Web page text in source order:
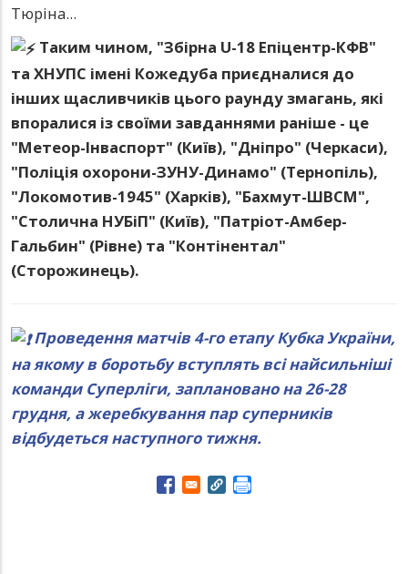
Тюріна...
Таким чином, "Збірна U-18 Епіцентр-КФВ"
та ХНУПС імені Кожедуба приєдналися до
інших щасливчиків цього раунду змагань, які
впоралися із своїми завданнями раніше - це
"Метеор-Інваспорт" (Київ), "Дніпро" (Черкаси),
"Поліція охорони-ЗУНУ-Динамо" (Тернопіль),
"Локомотив-1945" (Харків), "Бахмут-ШВСМ",
"Столична НУБіП" (Київ), "Патріот-Амбер-
Гальбин" (Рівне) та "Контінентал"
(Сторожинець).
Проведення матчів 4-го етапу Кубка України,
на якому в боротьбу вступлять всі найсильніші
команди Суперліги, заплановано на 26-28
грудня, а жеребкування пар суперників
відбудеться наступного тижня.